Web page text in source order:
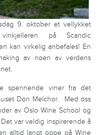
9. oktober et vellykket
på Scandic
kan virkelig anbefales! En
av noen av verdens
spennende viner fra det
Don Melchor. Med oss
av Oslo Wine School og
var veldig inspirerende å
alltid langt oppe på Wine